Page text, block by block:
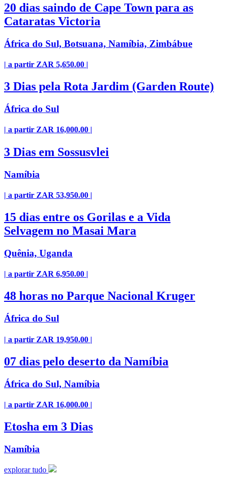
20 dias saindo de Cape Town para as
Cataratas Victoria
África do Sul, Botsuana, Namíbia, Zimbábue
| a partir ZAR 5,650.00 |
3 Dias pela Rota Jardim (Garden Route)
África do Sul
| a partir ZAR 16,000.00 |
3 Dias em Sossusvlei
Namíbia
| a partir ZAR 53,950.00 |
15 dias entre os Gorilas e a Vida
Selvagem no Masai Mara
Quênia, Uganda
| a partir ZAR 6,950.00 |
48 horas no Parque Nacional Kruger
África do Sul
| a partir ZAR 19,950.00 |
07 dias pelo deserto da Namíbia
África do Sul, Namíbia
| a partir ZAR 16,000.00 |
Etosha em 3 Dias
Namíbia
explorar tudo